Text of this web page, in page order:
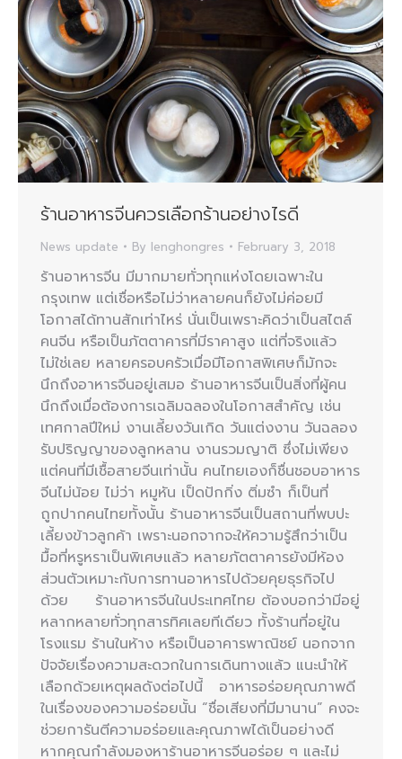
ร้านอาหารจีนควรเลือกร้านอย่างไรดี
News update By lenghongres February 3, 2018
ร้านอาหารจีน มีมากมายทั่วทุกแห่งโดยเฉพาะใน
กรุงเทพ แต่เชื่อหรือไม่ว่าหลายคนก็ยังไม่ค่อยมี
โอกาสได้ทานสักเท่าไหร่ นั่นเป็นเพราะคิดว่าเป็นสไตล์
คนจีน หรือเป็นภัตตาคารที่มีราคาสูง แต่ที่จริงแล้ว
ไม่ใช่เลย หลายครอบครัวเมื่อมีโอกาสพิเศษก็มักจะ
นึกถึงอาหารจีนอยู่เสมอ ร้านอาหารจีนเป็นสิ่งที่ผู้คน
นึกถึงเมื่อต้องการเฉลิมฉลองในโอกาสสำคัญ เช่น
เทศกาลปีใหม่ งานเลี้ยงวันเกิด วันแต่งงาน วันฉลอง
รับปริญญาของลูกหลาน งานรวมญาติ ซึ่งไม่เพียง
แต่คนที่มีเชื้อสายจีนเท่านั้น คนไทยเองก็ชื่นชอบอาหาร
จีนไม่น้อย ไม่ว่า หมูหัน เป็ดปักกิ่ง ติ่มซำ ก็เป็นที่
ถูกปากคนไทยทั้งนั้น ร้านอาหารจีนเป็นสถานที่พบปะ
เลี้ยงข้าวลูกค้า เพราะนอกจากจะให้ความรู้สึกว่าเป็น
มื้อที่หรูหราเป็นพิเศษแล้ว หลายภัตตาคารยังมีห้อง
ส่วนตัวเหมาะกับการทานอาหารไปด้วยคุยธุรกิจไป
ด้วย ร้านอาหารจีนในประเทศไทย ต้องบอกว่ามีอยู่
หลากหลายทั่วทุกสารทิศเลยทีเดียว ทั้งร้านที่อยู่ใน
โรงแรม ร้านในห้าง หรือเป็นอาคารพาณิชย์ นอกจาก
ปัจจัยเรื่องความสะดวกในการเดินทางแล้ว แนะนำให้
เลือกด้วยเหตุผลดังต่อไปนี้ อาหารอร่อยคุณภาพดี
ในเรื่องของความอร่อยนั้น “ชื่อเสียงที่มีมานาน” คงจะ
ช่วยการันตีความอร่อยและคุณภาพได้เป็นอย่างดี
หากคุณกำลังมองหาร้านอาหารจีนอร่อย ๆ และไม่